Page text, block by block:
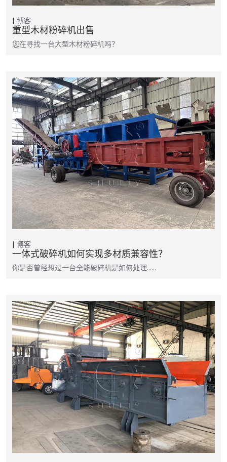
博客
重型木材粉碎机出售
您在寻找一台大型木材粉碎机吗？
博客
一体式破碎机如何实现多材质兼容性？
你是否曾经想过一台全能破碎机是如何处理……